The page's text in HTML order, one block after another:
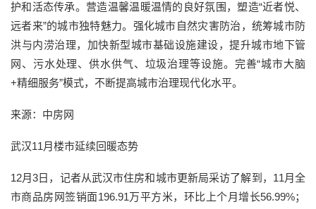
护和活态传承。营造温馨温暖温情的良好氛围，塑造“近者悦、
远者来”的城市独特魅力。强化城市自然灾害防治，统筹城市防
洪与内涝治理，加快新型城市基础设施建设，提升城市地下管
网、污水处理、供水供气、垃圾治理等设施。完善“城市大脑
+精细服务”模式，不断提高城市治理现代化水平。
来源：中房网
武汉11月楼市延续回暖态势
12月3日，记者从武汉市住房和城市更新局采访了解到，11月全
市商品房网签销面196.91万平方米，环比上个月增长56.99%；